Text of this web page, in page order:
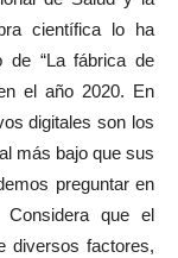
científica lo ha
de “La fábrica de
el año 2020. En
digitales son los
más bajo que sus
preguntar en
que el
diversos factores,